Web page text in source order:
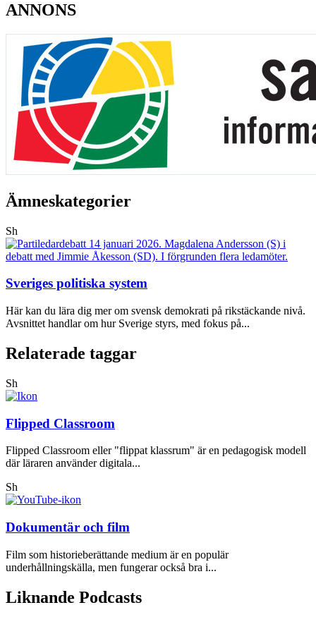
ANNONS
Ämneskategorier
Sh
Sveriges politiska system
Här kan du lära dig mer om svensk demokrati på rikstäckande nivå.
Avsnittet handlar om hur Sverige styrs, med fokus på...
Relaterade taggar
Sh
Flipped Classroom
Flipped Classroom eller "flippat klassrum" är en pedagogisk modell
där läraren använder digitala...
Sh
Dokumentär och film
Film som historieberättande medium är en populär
underhållningskälla, men fungerar också bra i...
Liknande Podcasts